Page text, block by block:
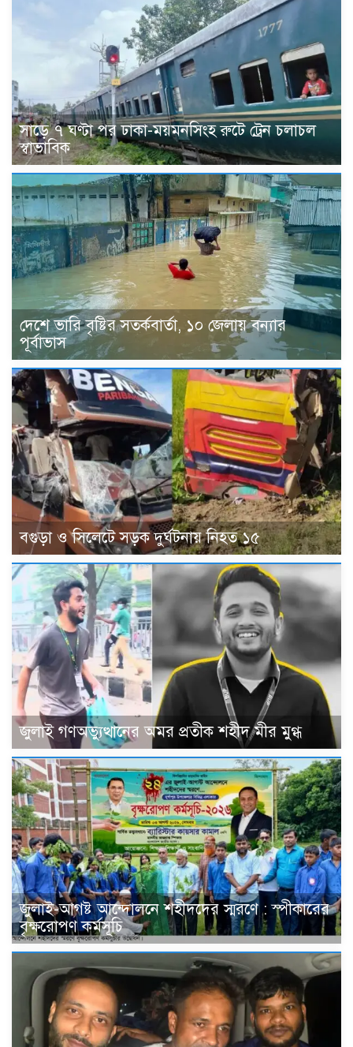
সাড়ে ৭ ঘণ্টা পর ঢাকা-ময়মনসিংহ রুটে ট্রেন চলাচল
স্বাভাবিক
দেশে ভারি বৃষ্টির সতর্কবার্তা, ১০ জেলায় বন্যার
পূর্বাভাস
বগুড়া ও সিলেটে সড়ক দুর্ঘটনায় নিহত ১৫
জুলাই গণঅভ্যুত্থানের অমর প্রতীক শহীদ মীর মুগ্ধ
জুলাই-আগষ্ট আন্দোলনে শহীদদের স্মরণে : স্পীকারের
বৃক্ষরোপণ কর্মসূচি